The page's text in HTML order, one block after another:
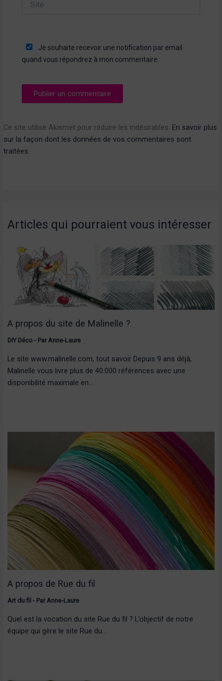
Je souhaite recevoir une notification par email
quand vous répondrez à mon commentaire.
Ce site utilise Akismet pour réduire les indésirables. En savoir plus
sur la façon dont les données de vos commentaires sont
traitées.
Articles qui pourraient vous intéresser
A propos du site de Malinelle ?
DIY Déco- ParAnne-Laure
Le site www.malinelle.com, tout savoir Depuis 9 ans déjà,
Malinelle vous livre plus de 40.000 références avec une
disponibilité maximale en…
A propos de Rue du fil
Art du fil - ParAnne-Laure
Quel est la vocation du site Rue du fil ? L’objectif de notre
équipe qui gère le site Rue du…